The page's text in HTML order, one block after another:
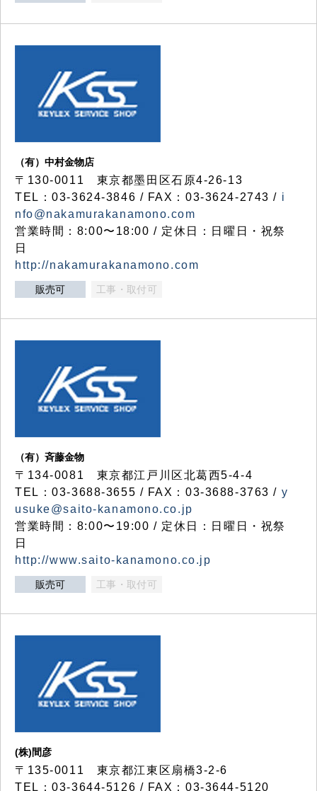
（有）中村金物店
〒130-0011 東京都墨田区石原4-26-13
TEL：03-3624-3846 / FAX：03-3624-2743 / i
nfo@nakamurakanamono.com
営業時間：8:00〜18:00 / 定休日：日曜日・祝祭
日
http://nakamurakanamono.com
販売可 工事・取付可
（有）斉藤金物
〒134-0081 東京都江戸川区北葛西5-4-4
TEL：03-3688-3655 / FAX：03-3688-3763 / y
usuke@saito-kanamono.co.jp
営業時間：8:00〜19:00 / 定休日：日曜日・祝祭
日
http://www.saito-kanamono.co.jp
販売可 工事・取付可
(株)間彦
〒135-0011 東京都江東区扇橋3-2-6
TEL：03-3644-5126 / FAX：03-3644-5120